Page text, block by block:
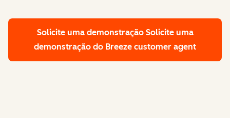
Solicite uma demonstração Solicite uma
demonstração do Breeze customer agent